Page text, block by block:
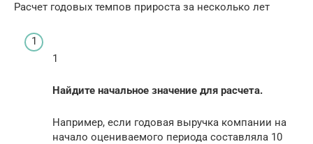
Расчет годовых темпов прироста за несколько лет
1
Найдите начальное значение для расчета.
Например, если годовая выручка компании на
начало оцениваемого периода составляла 10